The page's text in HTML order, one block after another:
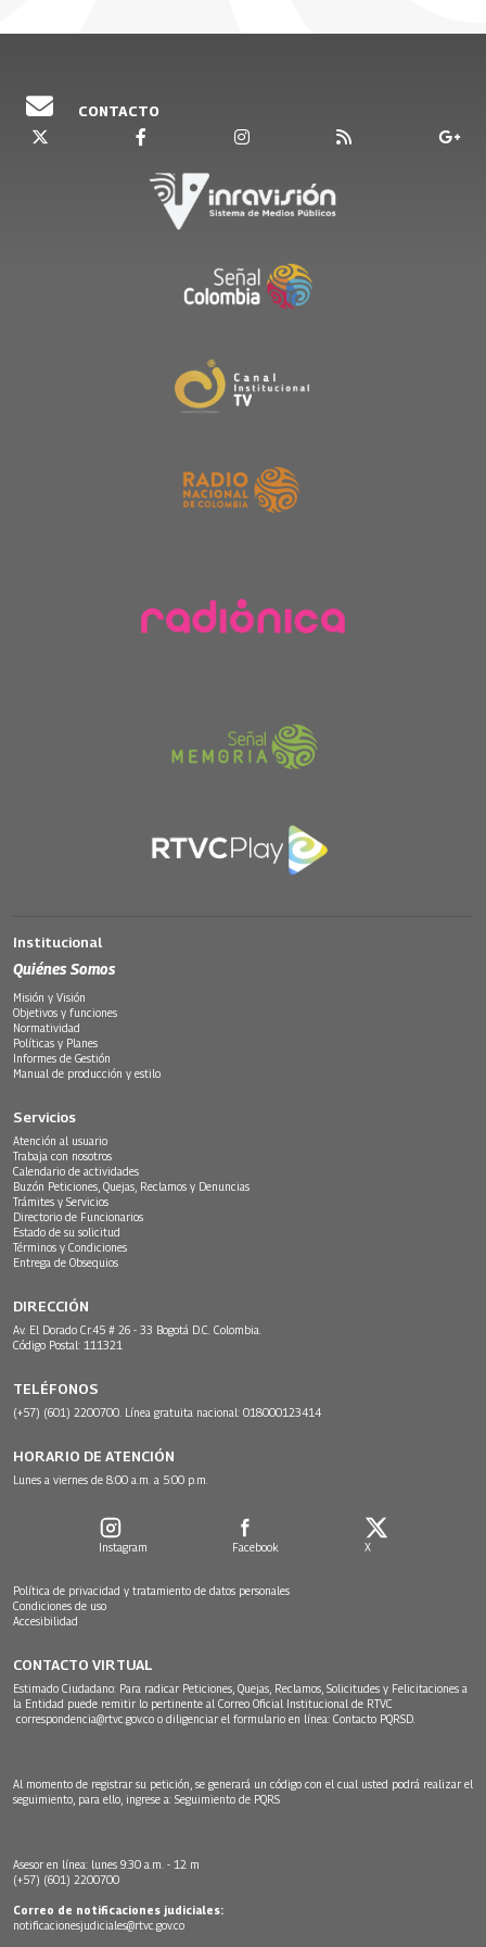
CONTACTO
Institucional
Quiénes Somos
Misión y Visión
Objetivos y funciones
Normatividad
Políticas y Planes
Informes de Gestión
Manual de producción y estilo
Servicios
Atención al usuario
Trabaja con nosotros
Calendario de actividades
Buzón Peticiones, Quejas, Reclamos y Denuncias
Trámites y Servicios
Directorio de Funcionarios
Estado de su solicitud
Términos y Condiciones
Entrega de Obsequios
DIRECCIÓN
Av. El Dorado Cr.45 # 26 - 33 Bogotá D.C. Colombia.
Código Postal: 111321
TELÉFONOS
(+57) (601) 2200700. Línea gratuita nacional: 018000123414
HORARIO DE ATENCIÓN
Lunes a viernes de 8:00 a.m. a 5:00 p.m.
Instagram Facebook X
Política de privacidad y tratamiento de datos personales
Condiciones de uso
Accesibilidad
CONTACTO VIRTUAL
Estimado Ciudadano: Para radicar Peticiones, Quejas, Reclamos, Solicitudes y Felicitaciones a
la Entidad puede remitir lo pertinente al Correo Oficial Institucional de RTVC
correspondencia@rtvc.gov.co o diligenciar el formulario en línea: Contacto PQRSD.
Al momento de registrar su petición, se generará un código con el cual usted podrá realizar el
seguimiento, para ello, ingrese a: Seguimiento de PQRS
Asesor en línea: lunes 9:30 a.m. - 12 m
(+57) (601) 2200700
Correo de notificaciones judiciales:
notificacionesjudiciales@rtvc.gov.co